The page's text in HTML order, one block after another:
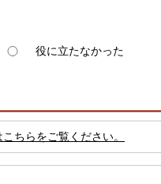
役に立たなかった
ちらをご覧ください。